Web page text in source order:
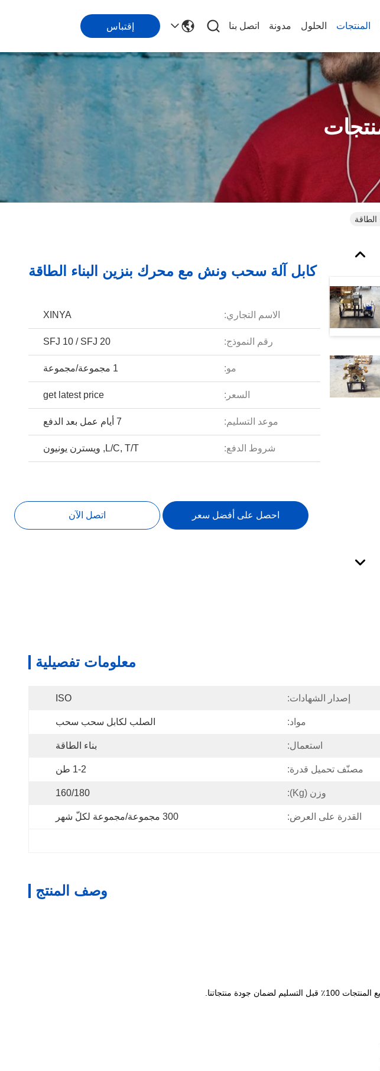
المنتجات الحلول مدونة اتصل بنا إقتباس
كابل آلة سحب ونش مع محرك بنزين البناء الطاقة
الاسم التجاري: XINYA
رقم النموذج: SFJ 10 / SFJ 20
مو: 1 مجموعة/مجموعة
السعر: get latest price
موعد التسليم: 7 أيام عمل بعد الدفع
شروط الدفع: L/C, T/T, ويسترن يونيون
احصل على أفضل سعر اتصل الآن
معلومات تفصيلية
إصدار الشهادات: ISO
مواد: الصلب لكابل سحب سحب
استعمال: بناء الطاقة
مصنّف تحميل قدرة: 1-2 طن
وزن (kg): 160/180
القدرة على العرض: 300 مجموعة/مجموعة لكلّ شهر
وصف المنتج
منتجاتنا.